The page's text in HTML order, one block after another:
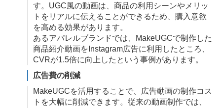
す。UGC風の動画は、商品の利用シーンやメリッ
トをリアルに伝えることができるため、購入意欲
を高める効果があります。
あるアパレルブランドでは、MakeUGCで制作した
商品紹介動画をInstagram広告に利用したところ、
CVRが1.5倍に向上したという事例があります。
広告費の削減
MakeUGCを活用することで、広告動画の制作コス
トを大幅に削減できます。従来の動画制作では、